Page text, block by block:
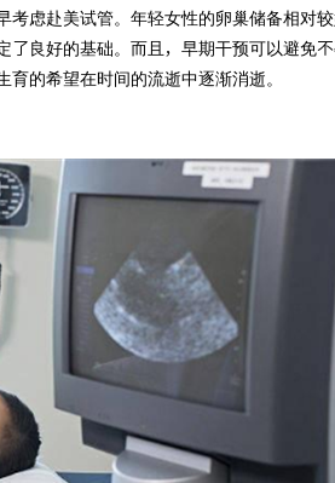
虑赴美试管。年轻女性的卵巢储备相对较
了良好的基础。而且，早期干预可以避免
的希望在时间的流逝中逐渐消逝。